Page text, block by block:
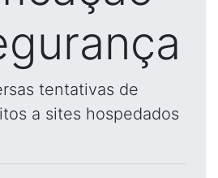
tentativas de
a sites hospedados